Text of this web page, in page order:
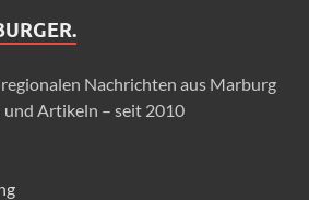
Nachrichten aus Marburg
und Artikeln – seit 2010